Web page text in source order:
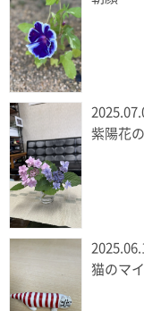
紫陽花
猫のマ